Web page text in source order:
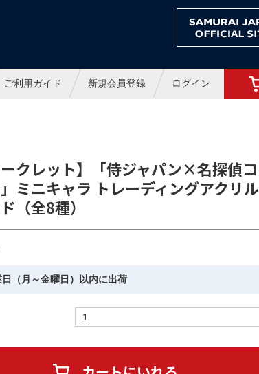
インショップ
ご利用ガイド 新規会員登録 ログイン
ークレット】「侍ジャパン×名探偵コ
ミニキャラ トレーディングアクリル
（全8種）
（月～金曜日）以内に出荷